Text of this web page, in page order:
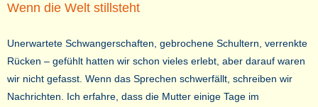
Wenn die Welt stillsteht
Unerwartete Schwangerschaften, gebrochene Schultern, verrenkte
Rücken – gefühlt hatten wir schon vieles erlebt, aber darauf waren
wir nicht gefasst. Wenn das Sprechen schwerfällt, schreiben wir
Nachrichten. Ich erfahre, dass die Mutter einige Tage im